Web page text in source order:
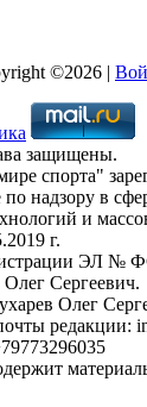
©2026 |
защищены.
спорта"
надзору в
и
г.
ЭЛ №
Сергеевич.
Олег
редакции: